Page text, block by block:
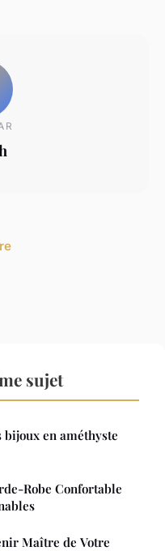
sujet
en améthyste
Robe Confortable
Maître de Votre